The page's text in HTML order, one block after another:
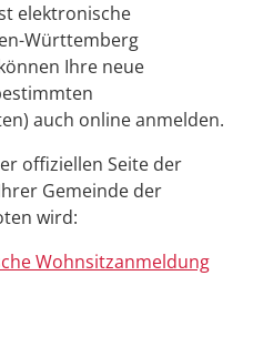
elektronische
Württemberg
Ihre neue
auch online anmelden.
offiziellen Seite der
Gemeinde der
wird:
Wohnsitzanmeldung